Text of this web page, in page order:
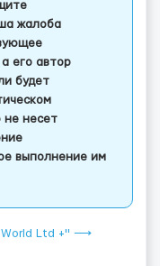
жалоба
его автор
будет
не несет
выполнение им
World Ltd +" ⟶